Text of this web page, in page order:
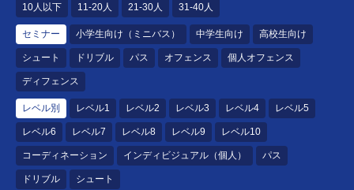
10人以下 11-20人 21-30人 31-40人
セミナー 小学生向け（ミニバス） 中学生向け 高校生向け
シュート ドリブル パス オフェンス 個人オフェンス
ディフェンス
レベル別 レベル1 レベル2 レベル3 レベル4 レベル5
レベル6 レベル7 レベル8 レベル9 レベル10
コーディネーション インディビジュアル（個人） パス
ドリブル シュート